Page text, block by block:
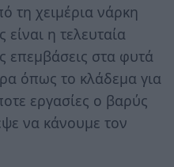
τη χειμέρια νάρκη
είναι η τελευταία
επεμβάσεις στα φυτά
όπως το κλάδεμα για
εργασίες ο βαρύς
να κάνουμε τον